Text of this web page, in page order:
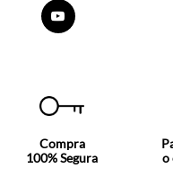
Compra
100% Segura
o